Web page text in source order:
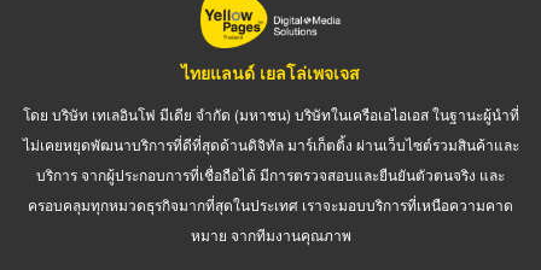
ไทยแลนด์ เยลโล่เพจเจส
โดย บริษัท เทเลอินโฟ มีเดีย จำกัด (มหาชน) บริษัทในเครือเอไอเอส ในฐานะผู้นำที่
ไม่เคยหยุดพัฒนาบริการที่ดีที่สุดด้านดิจิทัล มาร์เก็ตติ้ง ผ่านเว็บไซต์รวมสินค้าและ
บริการ จากผู้ประกอบการที่เชื่อถือได้ มีการตรวจสอบและยืนยันตัวตนจริง และ
ครอบคลุมทุกหมวดธุรกิจมากที่สุดในประเทศ เราจะมอบบริการที่เหนือความคาด
หมาย จากทีมงานคุณภาพ